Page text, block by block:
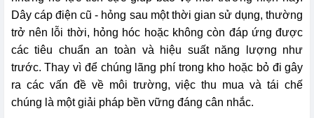
Dây cáp điện cũ - hỏng sau một thời gian sử dụng, thường
trở nên lỗi thời, hỏng hóc hoặc không còn đáp ứng được
các tiêu chuẩn an toàn và hiệu suất năng lượng như
trước. Thay vì để chúng lãng phí trong kho hoặc bỏ đi gây
ra các vấn đề về môi trường, việc thu mua và tái chế
chúng là một giải pháp bền vững đáng cân nhắc.